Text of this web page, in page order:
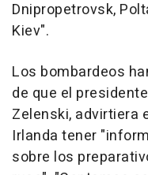
Dnipropetrovsk,
Kiev".
Los bombardeos
de que el
Zelenski, advirtiera
Irlanda tener
sobre los